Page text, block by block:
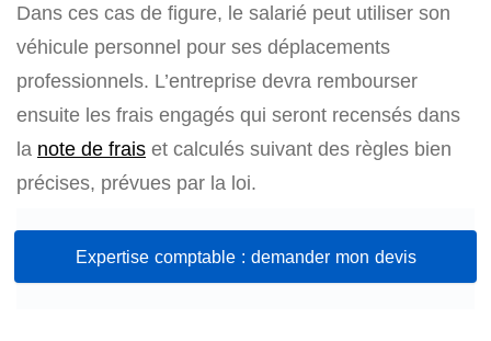
Dans ces cas de figure, le salarié peut utiliser son
véhicule personnel pour ses déplacements
professionnels. L’entreprise devra rembourser
ensuite les frais engagés qui seront recensés dans
la note de frais et calculés suivant des règles bien
précises, prévues par la loi.
Expertise comptable : demander mon devis